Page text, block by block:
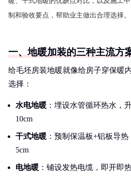
制和验收要点，帮助业主做出合理选择。
一、地暖加装的三种主流方
给毛坯房装地暖就像给房子穿保暖
选择：
水电地暖 ：埋设水管循环热水，
10cm
干式地暖 ：预制保温板+铝板导
5cm
电地暖 ：铺设发热电缆，即开即